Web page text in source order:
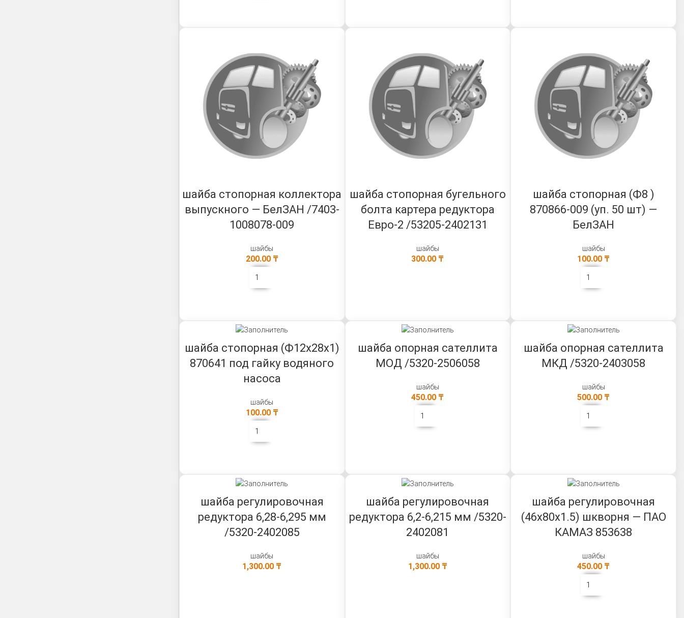
шайба стопорная коллектора
выпускного — БелЗАН /7403-
1008078-009
шайбы
200.00 ₸
шайба стопорная бугельного
болта картера редуктора
Евро-2 /53205-2402131
шайбы
300.00 ₸
шайба стопорная (Ф8 )
870866-009 (уп. 50 шт) —
БелЗАН
шайбы
100.00 ₸
шайба стопорная (Ф12х28х1)
870641 под гайку водяного
насоса
шайбы
100.00 ₸
шайба опорная сателлита
МОД /5320-2506058
шайбы
450.00 ₸
шайба опорная сателлита
МКД /5320-2403058
шайбы
500.00 ₸
шайба регулировочная
редуктора 6,28-6,295 мм
/5320-2402085
шайбы
1,300.00 ₸
шайба регулировочная
редуктора 6,2-6,215 мм /5320-
2402081
шайбы
1,300.00 ₸
шайба регулировочная
(46х80х1.5) шкворня — ПАО
КАМАЗ 853638
шайбы
450.00 ₸